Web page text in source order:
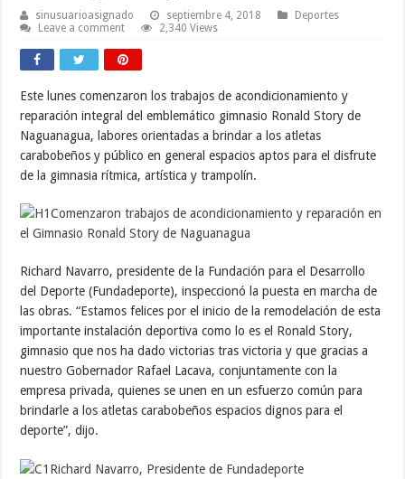
sinusuarioasignado septiembre 4, 2018
Deportes
Leave a comment
2,340 Views
Este lunes comenzaron los trabajos de acondicionamiento y
reparación integral del emblemático gimnasio Ronald Story de
Naguanagua, labores orientadas a brindar a los atletas
carabobeños y público en general espacios aptos para el disfrute
de la gimnasia rítmica, artística y trampolín.
Richard Navarro, presidente de la Fundación para el Desarrollo
del Deporte (Fundadeporte), inspeccionó la puesta en marcha de
las obras. “Estamos felices por el inicio de la remodelación de esta
importante instalación deportiva como lo es el Ronald Story,
gimnasio que nos ha dado victorias tras victoria y que gracias a
nuestro Gobernador Rafael Lacava, conjuntamente con la
empresa privada, quienes se unen en un esfuerzo común para
brindarle a los atletas carabobeños espacios dignos para el
deporte”, dijo.